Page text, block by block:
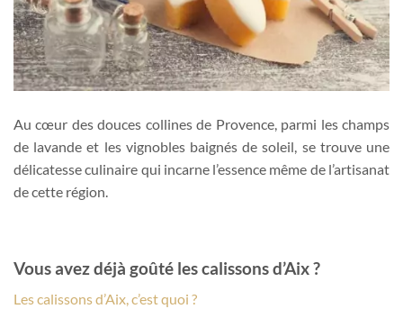
Au cœur des douces collines de Provence, parmi les champs
de lavande et les vignobles baignés de soleil, se trouve une
délicatesse culinaire qui incarne l’essence même de l’artisanat
de cette région.
Vous avez déjà goûté les calissons d’Aix ?
Les calissons d’Aix, c’est quoi ?